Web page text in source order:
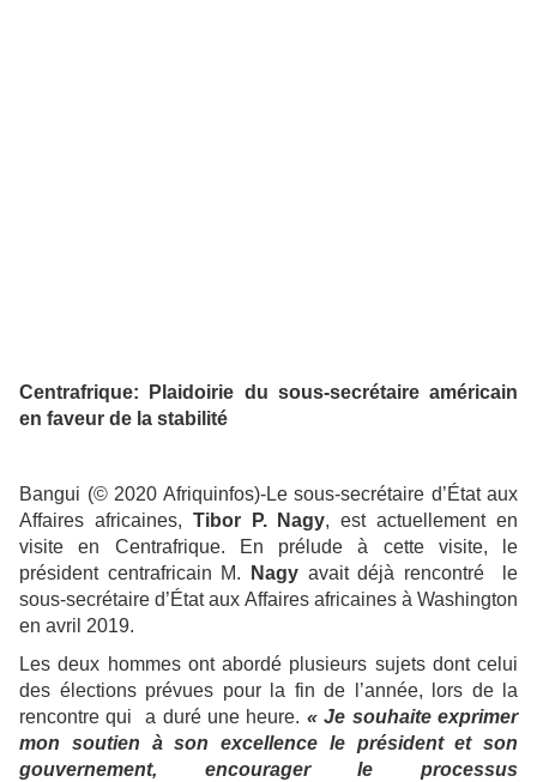
Centrafrique: Plaidoirie du sous-secrétaire américain
en faveur de la stabilité
Bangui (© 2020 Afriquinfos)-Le sous-secrétaire d’État aux
Affaires africaines, Tibor P. Nagy, est actuellement en
visite en Centrafrique. En prélude à cette visite, le
président centrafricain M.
Nagyavait déjà rencontré le
sous-secrétaire d’État aux Affaires africaines à Washington
en avril 2019.
Les deux hommes ont abordé plusieurs sujets dont celui
des élections prévues pour la fin de l’année, lors de la
rencontre qui a duré une heure. « Je souhaite exprimer
mon soutien à son excellence le président et son
gouvernement, encourager le processus